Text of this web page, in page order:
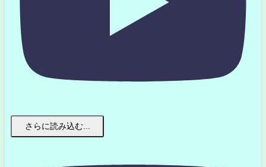
さらに読み込む...